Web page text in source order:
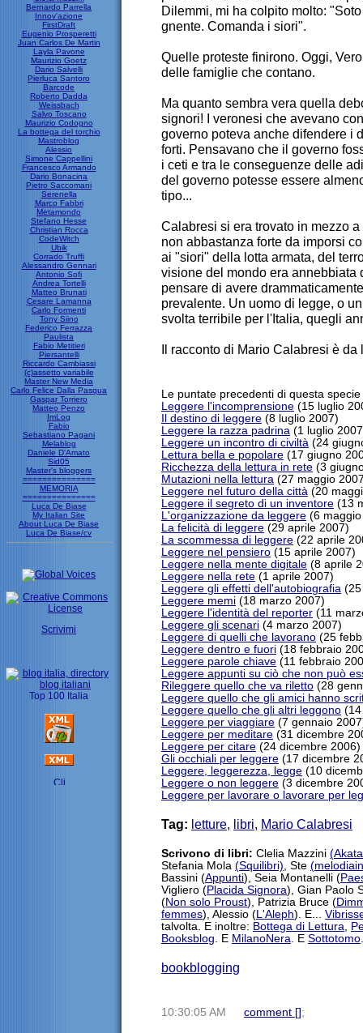
Bernardo Parrella
Innov'azione
FirstDraft
Eugenio Prosperetti
Juan Carlos De Martin
Layla Pavone
Maurizio Goetz
Dario Salvelli
Pierluca Santoro
Barcode
Roberto Dadda
Weissbach
Salvo Toscano
Maurizio Codogno
La bottega del torchio
Mastroblog
Alessio
Simone Cappellini
Francesco Armando
Dario Bonacina
Pietro Saccomani
Serenella
Marco Fabbri
Metamondo
Stefano Hesse
Christian Rocca
CodeWitch
Ubik
Corrado Truffi
Alessandro Gennari
Antonio Sofi
Andrea Tortelli
Matteo Brunati
Cesare Lamanna
Carlo Formenti
Tony Siino
Federico Ferrazza
Paulista
Fabio Metitieri
Piersantelli
Riccardo Cambiassi
(c)assetto variabile
Master New Media
Carlo Felice Dalla Pasqua
Gaspar Torriero
Matteo Penzo
ImLog
Fabio
Sebastiano Pagani
Melablog
Daniele D'Amato
Sid05
Master's bloggers
===============
MEMORIA
===============
Luca De Biase
My Italian Site
About Luca De Biase
Luca De Biase/cv
Scrivimi
Dilemmi, mi ha colpito molto:
gnente. Comanda i siori".
Quelle proteste finirono. Oggi,
delle famiglie che contano.
Ma quanto sembra vera quella
signori! I veronesi che avevano
governo poteva anche difendere i
forti. Pensavano che il governo
i ceti e tra le conseguenze delle
del governo potesse essere
tipo...
Calabresi si era trovato in mezzo
non abbastanza forte da imporsi
ai "siori" della lotta armata, del
visione del mondo era annebbiata
pensare di avere
prevalente. Un uomo di legge, o
svolta terribile per l'Italia, quegli
Il racconto di Mario Calabresi è da
Le puntate precedenti di questa
Leggere l'incomprensione (15 luglio
Il destino di leggere (8 luglio 2007)
Leggere la razza padrina (1 luglio
Leggere un incontro di civiltà (24
Lettura bella e popolare (17 giugno
Ricchezza della lettura in rete (3
Mutazioni nella lettura (27 maggio
Leggere nel futuro della città (20
Leggere il segreto di un inventore (13
L'organizzazione da leggere (6
La felicità di leggere (29 aprile 2007)
La scommessa di leggere (22 aprile
Leggere nel pensiero (15 aprile 2007)
Leggere nella mente digitale (8 aprile
Leggere nella rete (1 aprile 2007)
Leggere gli effetti dell'autobiografia
Leggere memi (18 marzo 2007)
Leggere l'identità del reporter (11
Leggere gli scenari (4 marzo 2007)
Leggere di quelli che lavorano (25
Leggere dentro e fuori (18 febbraio
Leggere parole chiave (11 febbraio
Leggere appunti su ciò che non può
Rileggere quello che va riletto (28
Leggere quello che gli amici hanno
Leggere quello che gli altri leggono
Leggere per viaggiare (7 gennaio
Leggere per meditare (31 dicembre
Leggere per citare (24 dicembre 2006)
Gli occhiali per leggere (17 dicembre
Leggere, leggerezza, legge (10
Leggere o non leggere (3 dicembre
Leggere per lavorare o lavorare per
Tag: letture, libri, Mario Calabresi
Scrivono di libri: Clelia Mazzini
Stefania Mola (Squilibri), Ste
Bassini (Appunti), Seia Montanelli (
Vigliero (Placida Signora), Gian Paolo
(Non solo Proust), Patrizia Bruce (
femmes), Alessio (L'Aleph). E...
talvolta. E inoltre: Bottega di Lettura,
Booksblog. E MilanoNera. E Sottotomo
bookblogging
10:30:05 AM comment [] ;